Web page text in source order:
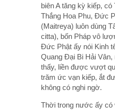
biên A tăng kỳ kiếp,
Thắng Hoa Phu, Đức
(Maitreya) luôn dùng
citta), bốn Pháp vô
Đức Phật ấy nói Kinh
Quang Đại Bi Hải Vân,
thấy, liền được vượt
trăm ức vạn kiếp, ắt
không có nghi ngờ.
Thời trong nước ấy có